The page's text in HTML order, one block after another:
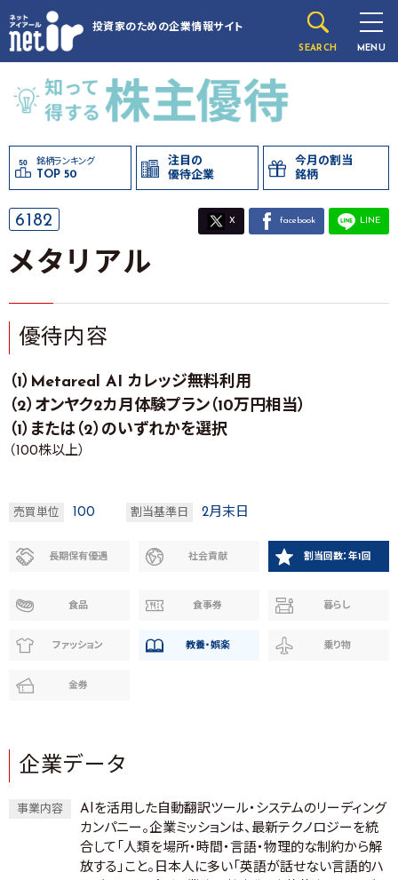
投資家のための企業情報サイト
SEARCH MENU
銘柄ランキング
TOP 50
注目の
優待企業
今月の割当
銘柄
6182 X facebook LINE
メタリアル
優待内容
（1）Metareal AI カレッジ無料利用
（2）オンヤク2カ月体験プラン（10万円相当）
（1）または（2）のいずれかを選択
（100株以上）
売買単位 100 割当基準日 2月末日
長期保有優遇 社会貢献 割当回数：年1回
食品 食事券 暮らし
ファッション 教養・娯楽 乗り物
金券
企業データ
事業内容
AIを活用した自動翻訳ツール・システムのリーディング
カンパニー。企業ミッションは、最新テクノロジーを統
合して「人類を場所・時間・言語・物理的な制約から解
放する」こと。日本人に多い「英語が話せない言語的ハ